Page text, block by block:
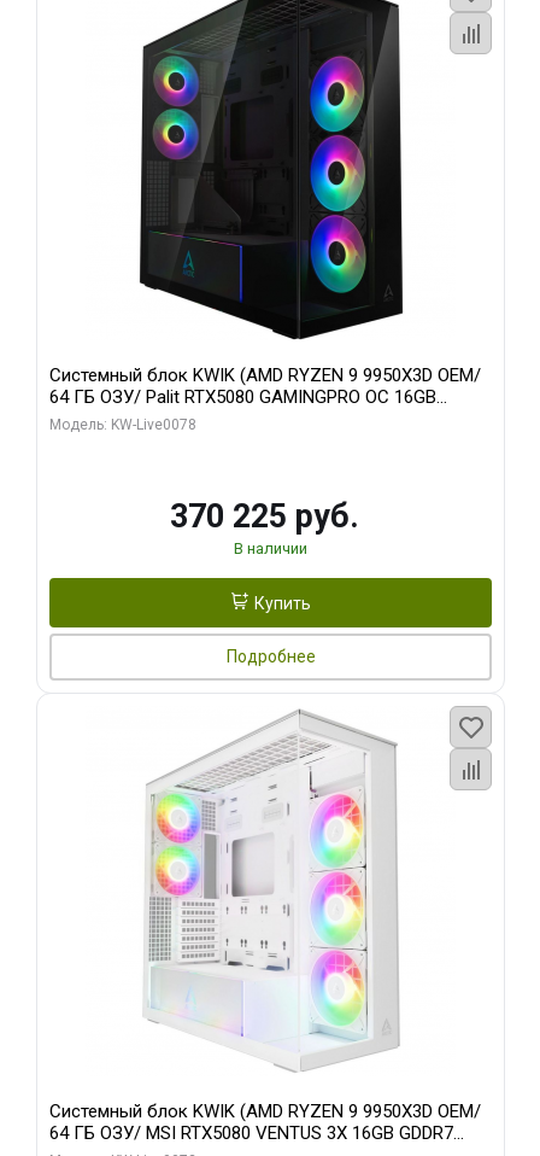
Системный блок KWIK (AMD RYZEN 9 9950X3D OEM/
64 ГБ ОЗУ/ Palit RTX5080 GAMINGPRO OC 16GB
GDDR7 256bit 3xDP HD/ 1 ТБ SSD)
Модель: KW-Live0078
370 225 руб.
В наличии
Купить
Подробнее
Системный блок KWIK (AMD RYZEN 9 9950X3D OEM/
64 ГБ ОЗУ/ MSI RTX5080 VENTUS 3X 16GB GDDR7